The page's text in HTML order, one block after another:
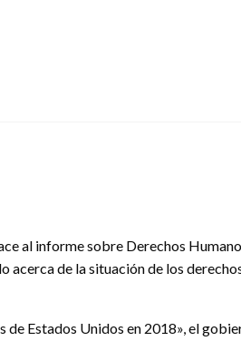
al informe sobre Derechos
de la situación de los
Estados Unidos en 2018», el